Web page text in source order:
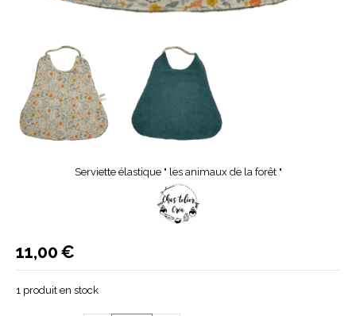
Serviette élastique " les animaux de la forêt "
11,00€
1 produit en stock